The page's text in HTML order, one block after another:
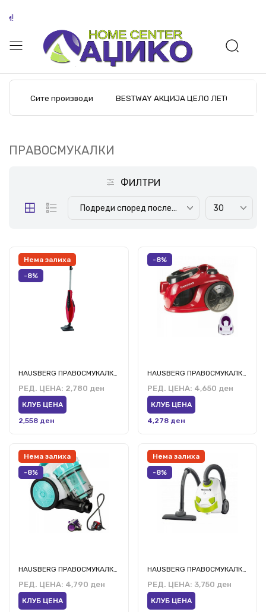
Сите производи BESTWAY АКЦИЈА ЦЕЛО ЛЕТО
ПРАВОСМУКАЛКИ
ФИЛТРИ
Подреди според последните производи 30
Нема залиха
-8%
РЕД. ЦЕНА: 2,780 ден
КЛУБ ЦЕНА
2,558 ден
-8%
HAUSBERG ПРАВОСМУКАЛКА ХБ-2005 РС,ВР
РЕД. ЦЕНА: 4,650 ден
КЛУБ ЦЕНА
4,278 ден
Нема залиха
-8%
HAUSBERG ПРАВОСМУКАЛКА ХБ-2010 РС,ВР,МВ
РЕД. ЦЕНА: 4,790 ден
КЛУБ ЦЕНА
Нема залиха
-8%
HAUSBERG ПРАВОСМУКАЛКА ХБ-2080ВР
РЕД. ЦЕНА: 3,750 ден
КЛУБ ЦЕНА